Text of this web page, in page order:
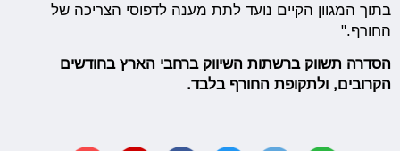
בתוך המגוון הקיים נועד לתת מענה לדפוסי הצריכה של
החורף."
הסדרה תשווק ברשתות השיווק ברחבי הארץ בחודשים
הקרובים, ולתקופת החורף בלבד.